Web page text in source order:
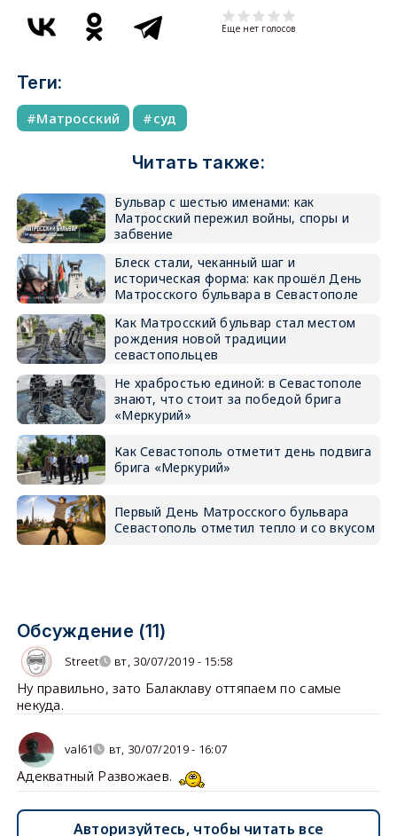
Еще нет голосов
Теги:
Матросский суд
Читать также:
Бульвар с шестью именами: как
Матросский пережил войны, споры и
забвение
Блеск стали, чеканный шаг и
историческая форма: как прошёл День
Матросского бульвара в Севастополе
Как Матросский бульвар стал местом
рождения новой традиции
севастопольцев
Не храбростью единой: в Севастополе
знают, что стоит за победой брига
«Меркурий»
Как Севастополь отметит день подвига
брига «Меркурий»
Первый День Матросского бульвара
Севастополь отметил тепло и со вкусом
Обсуждение (11)
Street вт, 30/07/2019 - 15:58
Ну правильно, зато Балаклаву оттяпаем по самые
некуда.
val61 вт, 30/07/2019 - 16:07
Адекватный Развожаев.
Авторизуйтесь, чтобы читать все